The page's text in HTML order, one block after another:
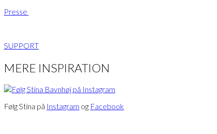
Presse
SUPPORT
MERE INSPIRATION
Følg Stina på Instagram og Facebook